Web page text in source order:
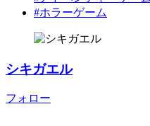
#ホラーゲーム
シキガエル
フォロー